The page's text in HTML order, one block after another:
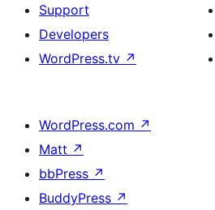
Support
Developers
WordPress.tv ↗
WordPress.com ↗
Matt ↗
bbPress ↗
BuddyPress ↗